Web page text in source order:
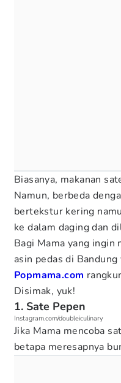
Biasanya, makanan
Namun, berbeda
bertekstur kering
ke dalam daging dan
Bagi Mama yang ingin
asin pedas di Bandung
Popmama.com
Disimak, yuk!
1. Sate Pepen
Instagram.com/doubleiculinary
Jika Mama mencoba
betapa meresapnya